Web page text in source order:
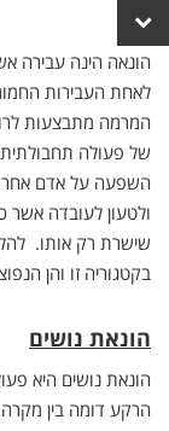
הצגת
קישורים
נוספים
הונאה הינה עבירה
לאחת העבירות
המרמה מתבצעות
של פעולה
השפעה על אדם אחר.
ולטעון לעובדה אשר
שישרת רק אותו.
בקטגוריה זו והן
הונאת נושים
הונאת נושים היא
הרקע דומה בין